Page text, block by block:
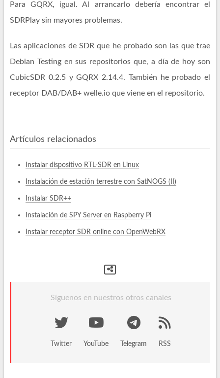
Para GQRX, igual. Al arrancarlo debería encontrar el
SDRPlay sin mayores problemas.
Las aplicaciones de SDR que he probado son las que trae
Debian Testing en sus repositorios que, a día de hoy son
CubicSDR 0.2.5 y GQRX 2.14.4. También he probado el
receptor DAB/DAB+ welle.io que viene en el repositorio.
Artículos relacionados
Instalar dispositivo RTL-SDR en Linux
Instalación de estación terrestre con SatNOGS (II)
Instalar SDR++
Instalación de SPY Server en Raspberry Pi
Instalar receptor SDR online con OpenWebRX
Síguenos en nuestros otros canales
Twitter YouTube Telegram RSS